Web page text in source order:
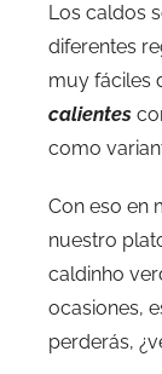
Los caldos
diferentes
muy fáciles
calientes
como
Con eso en
nuestro
caldinho
ocasiones,
perderás,